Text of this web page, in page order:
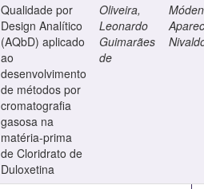
Qualidade por
Design Analítico
(AQbD) aplicado
ao
desenvolvimento
de métodos por
cromatografia
gasosa na
matéria-prima
de Cloridrato de
Duloxetina
Oliveira,
Leonardo
Guimarães
de